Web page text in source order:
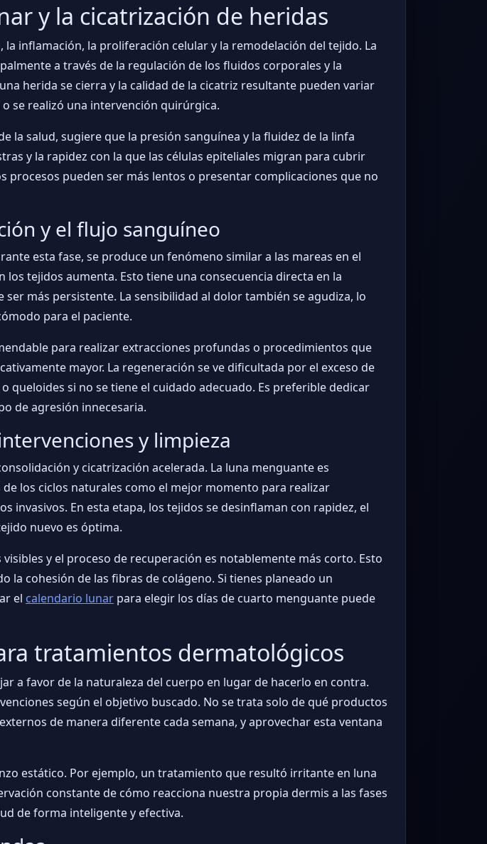
y la cicatrización de heridas
inflamación, la proliferación celular y la remodelación del tejido. La
a través de la regulación de los fluidos corporales y la
herida se cierra y la calidad de la cicatriz resultante pueden variar
se realizó una intervención quirúrgica.
la salud, sugiere que la presión sanguínea y la fluidez de la linfa
y la rapidez con la que las células epiteliales migran para cubrir
procesos pueden ser más lentos o presentar complicaciones que no
y el flujo sanguíneo
esta fase, se produce un fenómeno similar a las mareas en el
tejidos aumenta. Esto tiene una consecuencia directa en la
más persistente. La sensibilidad al dolor también se agudiza, lo
para el paciente.
para realizar extracciones profundas o procedimientos que
mayor. La regeneración se ve dificultada por el exceso de
si no se tiene el cuidado adecuado. Es preferible dedicar
de agresión innecesaria.
y limpieza
y cicatrización acelerada. La luna menguante es
los ciclos naturales como el mejor momento para realizar
En esta etapa, los tejidos se desinflaman con rapidez, el
nuevo es óptima.
y el proceso de recuperación es notablemente más corto. Esto
la cohesión de las fibras de colágeno. Si tienes planeado un
el calendario lunar para elegir los días de cuarto menguante puede
tratamientos dermatológicos
a favor de la naturaleza del cuerpo en lugar de hacerlo en contra.
según el objetivo buscado. No se trata solo de qué productos
de manera diferente cada semana, y aprovechar esta ventana
estático. Por ejemplo, un tratamiento que resultó irritante en luna
constante de cómo reacciona nuestra propia dermis a las fases
de forma inteligente y efectiva.